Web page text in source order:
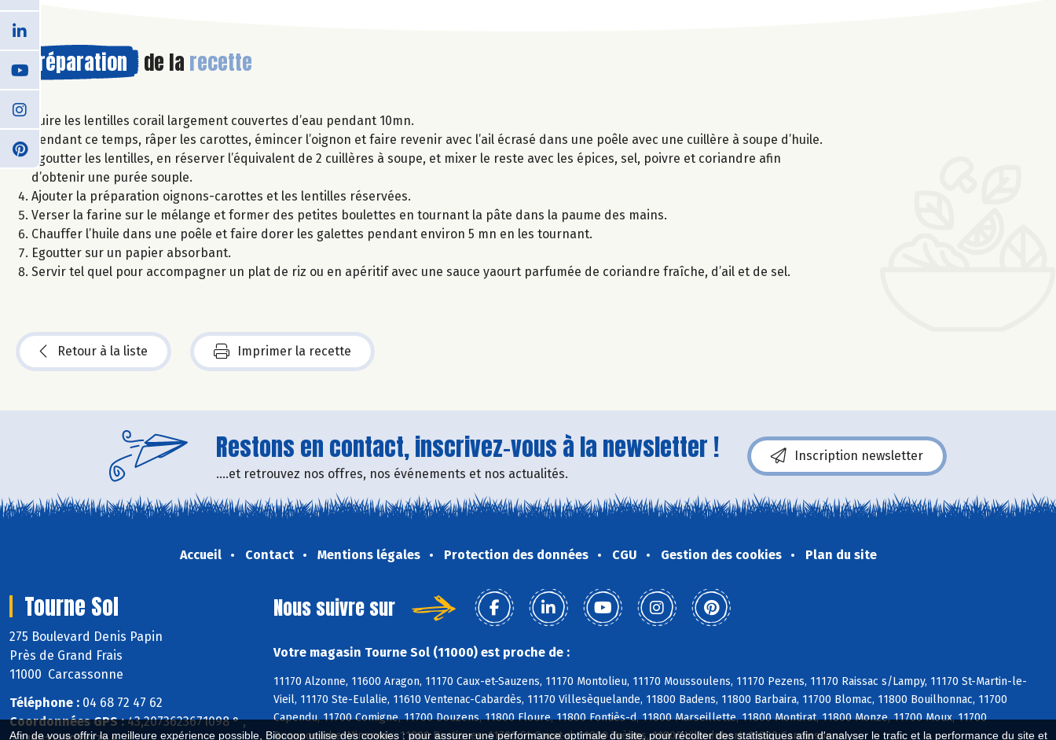
Afin de vous offrir la meilleure expérience possible, Biocoop utilise des cookies : pour assurer une performance optimale du site, pour récolter des statistiques afin d'analyser le trafic et la performance du site et
Préparation de la recette
Cuire les lentilles corail largement couvertes d’eau pendant 10mn.
Pendant ce temps, râper les carottes, émincer l’oignon et faire revenir avec l’ail écrasé dans une poêle avec une cuillère à soupe d’huile.
Egoutter les lentilles, en réserver l’équivalent de 2 cuillères à soupe, et mixer le reste avec les épices, sel, poivre et coriandre afin
d’obtenir une purée souple.
Ajouter la préparation oignons-carottes et les lentilles réservées.
Verser la farine sur le mélange et former des petites boulettes en tournant la pâte dans la paume des mains.
Chauffer l’huile dans une poêle et faire dorer les galettes pendant environ 5 mn en les tournant.
Egoutter sur un papier absorbant.
Servir tel quel pour accompagner un plat de riz ou en apéritif avec une sauce yaourt parfumée de coriandre fraîche, d’ail et de sel.
Retour à la liste Imprimer la recette
Restons en contact, inscrivez-vous à la newsletter !
....et retrouvez nos offres, nos événements et nos actualités.
Inscription newsletter
Accueil Contact Mentions légales Protection des données CGU Gestion des cookies Plan du site
Tourne Sol
275 Boulevard Denis Papin
Près de Grand Frais
11000 Carcassonne
Téléphone : 04 68 72 47 62
Coordonnées GPS :43,2073623671098 ° ,
Nous suivre sur
Votre magasin Tourne Sol (11000) est proche de :
11170 Alzonne, 11600 Aragon, 11170 Caux-et-Sauzens, 11170 Montolieu, 11170 Moussoulens, 11170 Pezens, 11170 Raissac s/Lampy, 11170 St-Martin-le-
Vieil, 11170 Ste-Eulalie, 11610 Ventenac-Cabardès, 11170 Villesèquelande, 11800 Badens, 11800 Barbaira, 11700 Blomac, 11800 Bouilhonnac, 11700
Capendu, 11700 Comigne, 11700 Douzens, 11800 Floure, 11800 Fontiès-d, 11800 Marseillette, 11800 Montirat, 11800 Monze, 11700 Moux, 11700
Roquecourbe-Minervois, 11800 Rustiques, 11700 St-Couat-d, 11800 Trèbes, 11800 Villedubert, 11000 Carcassonne